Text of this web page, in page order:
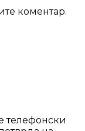
коментар.
телефонски